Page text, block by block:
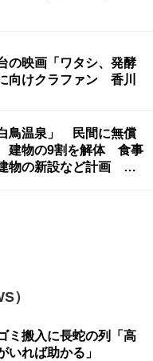
の映画「ワタシ、発酵
向けクラファン 香川
鳥温泉」 民間に無償
建物の9割を解体 食事
物の新設など計画 香
）
搬入に長蛇の列「高
いれば助かる」